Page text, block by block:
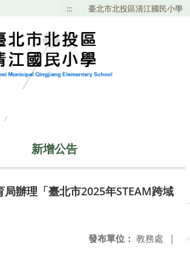
::: 臺北市北投區清江國民小學
新增公告
局辦理「臺北市2025年STEAM跨域
發布單位： 教務處 |